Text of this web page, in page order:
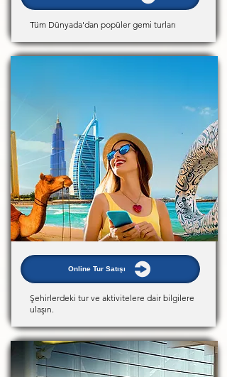
Tüm Dünyada'dan popüler gemi turları
Online Tur Satışı
Şehirlerdeki tur ve aktivitelere dair bilgilere
ulaşın.